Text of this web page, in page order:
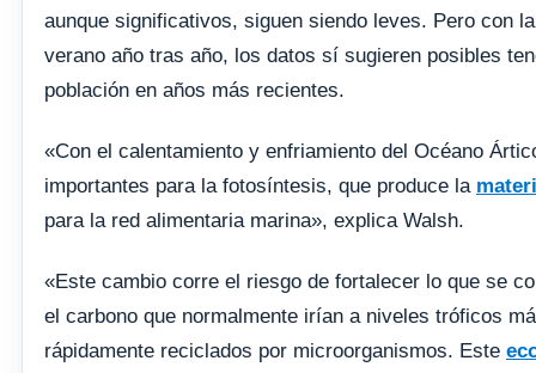
aunque significativos, siguen siendo leves. Pero con
verano año tras año, los datos sí sugieren posibles
población en años más recientes.
«Con el calentamiento y enfriamiento del Océano
importantes para la fotosíntesis, que produce la
para la red alimentaria marina», explica Walsh.
«Este cambio corre el riesgo de fortalecer lo que se
el carbono que normalmente irían a niveles tróficos
rápidamente reciclados por microorganismos. Este